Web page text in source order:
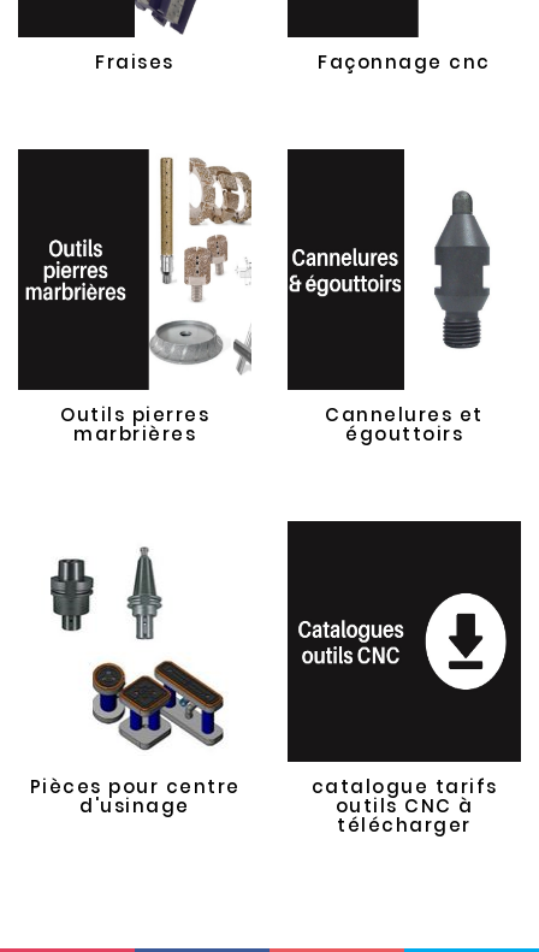
Fraises Façonnage cnc
Outils pierres
marbrières
Cannelures et
égouttoirs
Pièces pour centre
d'usinage
catalogue tarifs
outils CNC à
télécharger